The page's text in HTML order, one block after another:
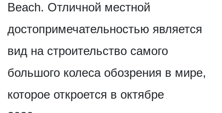
Beach. Отличной местной
достопримечат­ельностью является
вид на строительство самого
большого колеса обозрения в мире,
которое откроется в октябре